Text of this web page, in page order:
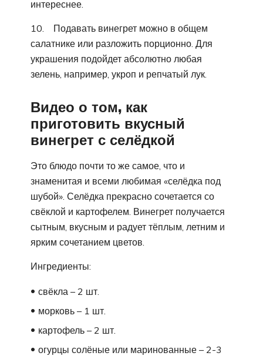
интереснее.
10. Подавать винегрет можно в общем
салатнике или разложить порционно. Для
украшения подойдет абсолютно любая
зелень, например, укроп и репчатый лук.
Видео о том, как
приготовить вкусный
винегрет с селёдкой
Это блюдо почти то же самое, что и
знаменитая и всеми любимая «селёдка под
шубой». Селёдка прекрасно сочетается со
свёклой и картофелем. Винегрет получается
сытным, вкусным и радует тёплым, летним и
ярким сочетанием цветов.
Ингредиенты:
свёкла – 2 шт.
морковь – 1 шт.
картофель – 2 шт.
огурцы солёные или маринованные – 2-3